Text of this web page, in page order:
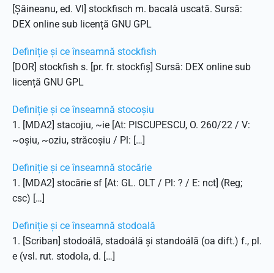
[Șăineanu, ed. VI] stockfisch m. bacalà uscată. Sursă:
DEX online sub licență GNU GPL
Definiție și ce înseamnă stockfish
[DOR] stockfish s. [pr. fr. stockfiș] Sursă: DEX online sub
licență GNU GPL
Definiție și ce înseamnă stocoșiu
1. [MDA2] stacojiu, ~ie [At: PISCUPESCU, O. 260/22 / V:
~oșiu, ~oziu, străcoșiu / Pl: […]
Definiție și ce înseamnă stocărie
1. [MDA2] stocărie sf [At: GL. OLT / Pl: ? / E: nct] (Reg;
csc) […]
Definiție și ce înseamnă stodoală
1. [Scriban] stodoálă, stadoálă și standoálă (oa dift.) f., pl.
e (vsl. rut. stodola, d. […]